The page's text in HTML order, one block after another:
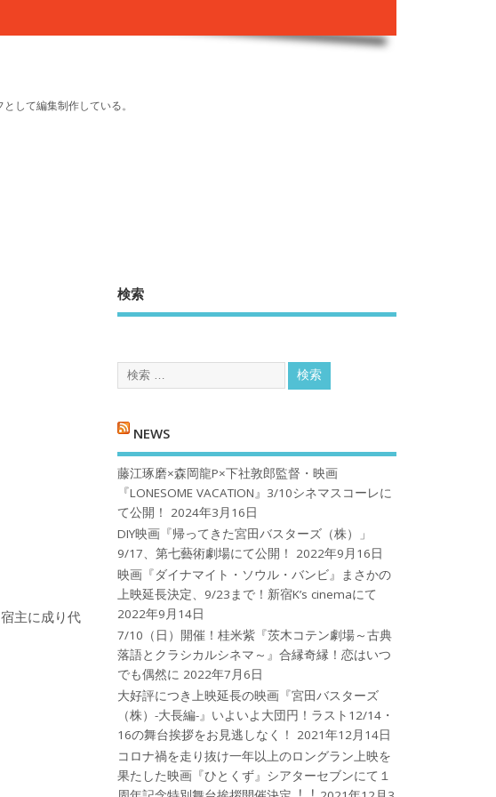
して編集制作している。
主に成り代
検索
NEWS
藤江琢磨×森岡龍P×下社敦郎監督・映画
『LONESOME VACATION』3/10シネマスコーレに
て公開！
2024年3月16日
DIY映画『帰ってきた宮田バスターズ（株）」
9/17、第七藝術劇場にて公開！
2022年9月16日
映画『ダイナマイト・ソウル・バンビ』まさかの
上映延長決定、9/23まで！新宿K’s cinemaにて
2022年9月14日
7/10（日）開催！桂米紫『茨木コテン劇場～古典
落語とクラシカルシネマ～』合縁奇縁！恋はいつ
でも偶然に 2022年7月6日
大好評につき上映延長の映画『宮田バスターズ
（株）-大長編-』いよいよ大団円！ラスト12/14・
16の舞台挨拶をお見逃しなく！
2021年12月14日
コロナ禍を⾛り抜け⼀年以上のロングラン上映を
果たした映画『ひとくず』シアターセブンにて１